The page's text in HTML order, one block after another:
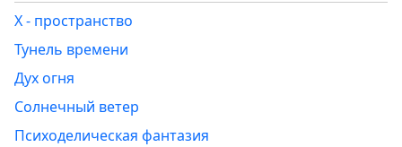
Х - пространство
Тунель времени
Дух огня
Солнечный ветер
Психоделическая фантазия